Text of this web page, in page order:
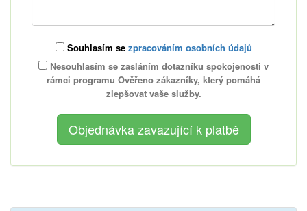
Souhlasím se zpracováním osobních údajů
Nesouhlasím se zasláním dotazníku spokojenosti v
rámci programu Ověřeno zákazníky, který pomáhá
zlepšovat vaše služby.